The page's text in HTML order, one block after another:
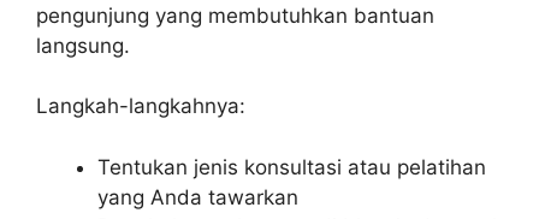
pengunjung yang membutuhkan bantuan
langsung.
Langkah-langkahnya:
Tentukan jenis konsultasi atau pelatihan
yang Anda tawarkan